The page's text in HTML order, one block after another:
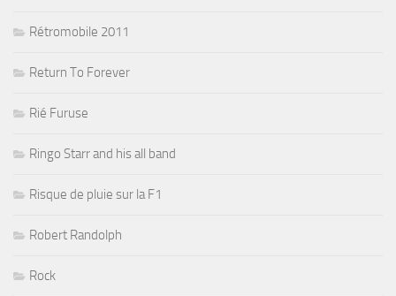
Rétromobile 2011
Return To Forever
Rié Furuse
Ringo Starr and his all band
Risque de pluie sur la F1
Robert Randolph
Rock